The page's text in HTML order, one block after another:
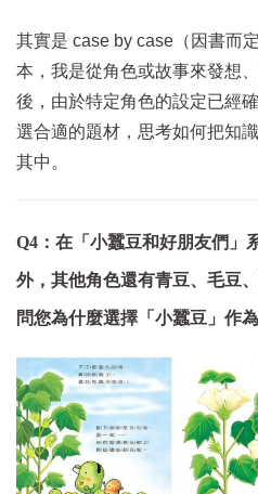
其實是 case by case（因書而
本，我是從角色或故事來發想
後，由於特定角色的設定已經
選合適的題材，思考如何把知
其中。
Q4：在「小蠶豆和好朋友們」
外，其他角色還有青豆、毛豆
問您為什麼選擇「小蠶豆」作